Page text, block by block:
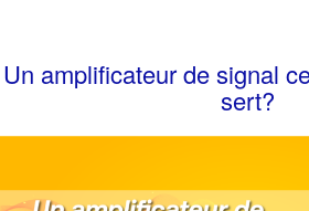
Un amplificateur de signal
sert?